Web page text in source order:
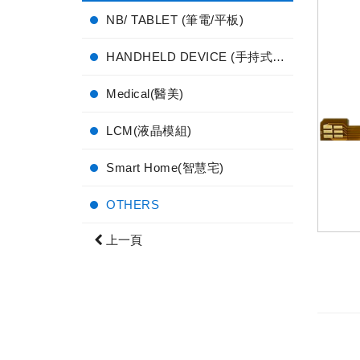
NB/ TABLET (筆電/平板)
HANDHELD DEVICE (手持式電子產品)
Medical(醫美)
LCM(液晶模組)
Smart Home(智慧宅)
OTHERS
上一頁